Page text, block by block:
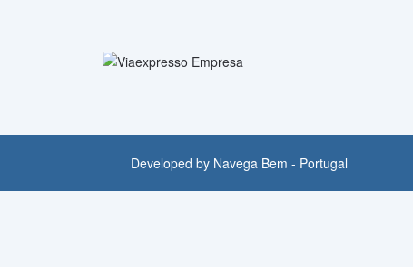
Developed by Navega Bem - Portugal